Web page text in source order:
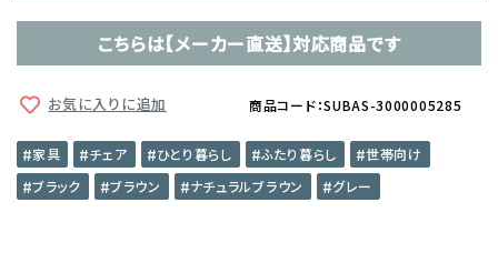
こちらは【メーカー直送】対応商品です
お気に入りに追加 商品コード：SUBAS-3000005285
家具 チェア ひとり暮らし ふたり暮らし
世帯向け
ブラック
ブラウン ナチュラルブラウン グレー